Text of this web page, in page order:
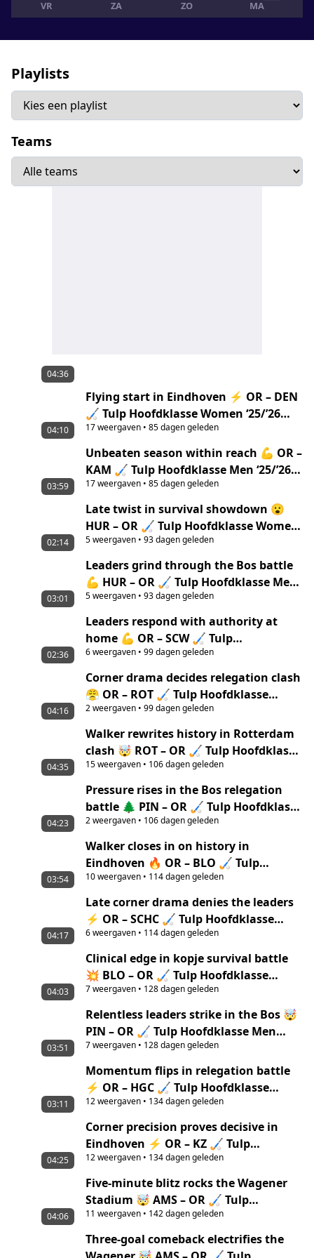
VR ZA ZO MA
Playlists
Teams
04:36
Flying start in Eindhoven ⚡ OR – DEN
🏑 Tulp Hoofdklasse Women ‘25/’26
highlights
17weergaven• 85 dagen geleden
04:10
Unbeaten season within reach 💪 OR –
KAM 🏑 Tulp Hoofdklasse Men ‘25/’26
highlights
17weergaven• 85 dagen geleden
03:59
Late twist in survival showdown 😮
HUR – OR 🏑 Tulp Hoofdklasse Women
‘25/’26 Highlights
5weergaven• 93 dagen geleden
02:14
Leaders grind through the Bos battle
💪 HUR – OR 🏑 Tulp Hoofdklasse Men
‘25/’26 Highlights
5weergaven• 93 dagen geleden
03:01
Leaders respond with authority at
home 💪 OR – SCW 🏑 Tulp
Hoofdklasse Men ‘25/’26 Highlights
6weergaven• 99 dagen geleden
02:36
Corner drama decides relegation clash
😤 OR – ROT 🏑 Tulp Hoofdklasse
Women ‘25/’26 Highlights
2weergaven• 99 dagen geleden
04:16
Walker rewrites history in Rotterdam
clash 🤯 ROT – OR 🏑 Tulp Hoofdklasse
Men ‘25/’26 highlights
15weergaven• 106 dagen geleden
04:35
Pressure rises in the Bos relegation
battle 🌲 PIN – OR 🏑 Tulp Hoofdklasse
Women ‘25/’26 highlights
2weergaven• 106 dagen geleden
04:23
Walker closes in on history in
Eindhoven 🔥 OR – BLO 🏑 Tulp
Hoofdklasse Men ‘25/’26 highlights
10weergaven• 114 dagen geleden
03:54
Late corner drama denies the leaders
⚡ OR – SCHC 🏑 Tulp Hoofdklasse
Women ‘25/’26 highlights
6weergaven• 114 dagen geleden
04:17
Clinical edge in kopje survival battle
💥 BLO – OR 🏑 Tulp Hoofdklasse
Women ‘25/’26 highlights
7weergaven• 128 dagen geleden
04:03
Relentless leaders strike in the Bos 🤯
PIN – OR 🏑 Tulp Hoofdklasse Men
‘25/’26 highlights
7weergaven• 128 dagen geleden
03:51
Momentum flips in relegation battle
⚡ OR – HGC 🏑 Tulp Hoofdklasse
Women ‘25/’26 highlights
12weergaven• 134 dagen geleden
03:11
Corner precision proves decisive in
Eindhoven ⚡ OR – KZ 🏑 Tulp
Hoofdklasse Men ‘25/’26 highlights
12weergaven• 134 dagen geleden
04:25
Five-minute blitz rocks the Wagener
Stadium 🤯 AMS – OR 🏑 Tulp
Hoofdklasse Women ‘25/’26 highlights
11 weergaven• 142 dagen geleden
04:06
Three-goal comeback electrifies the